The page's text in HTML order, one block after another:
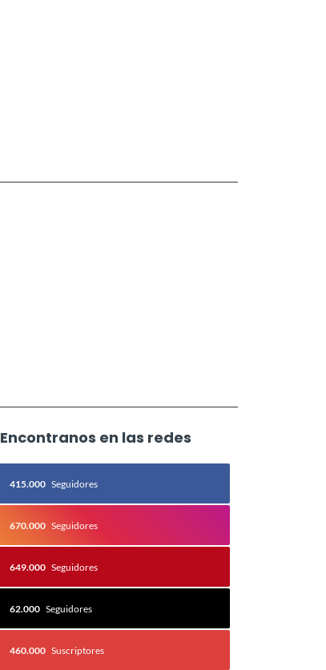
Encontranos en las redes
415.000 Seguidores
670.000 Seguidores
649.000 Seguidores
62.000 Seguidores
460.000 Suscriptores